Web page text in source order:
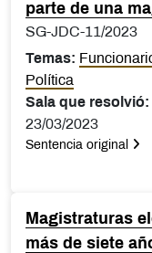
parte de una
SG-JDC-11/2023
Temas:
Política
Sala que resolvió:
23/03/2023
Sentencia original
Magistraturas
más de siete